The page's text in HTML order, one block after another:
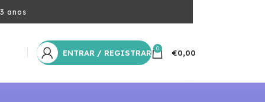
ENTRAR / REGISTRAR 0 €0,00
anos